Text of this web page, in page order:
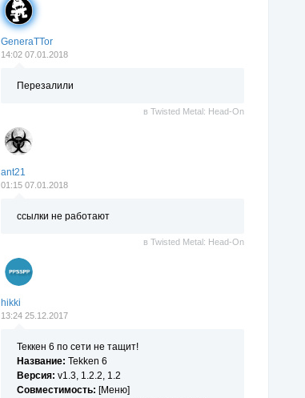
GeneraTTor
14:02 07.01.2018
Перезалили
вTwisted Metal: Head-On
ant21
01:15 07.01.2018
ссылки не работают
вTwisted Metal: Head-On
hikki
13:24 25.12.2017
Теккен 6 по сети не тащит!
Название: Tekken 6
Версия: v1.3, 1.2.2, 1.2
Совместимость: [Меню]